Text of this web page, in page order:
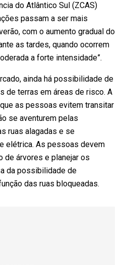
do Atlântico Sul (ZCAS)
passam a ser mais
com o aumento gradual do
as tardes, quando ocorrem
a forte intensidade”.
ainda há possibilidade de
de terras em áreas de risco. A
as pessoas evitem transitar
se aventurem pelas
ruas alagadas e se
elétrica. As pessoas devem
de árvores e planejar os
da possibilidade de
das ruas bloqueadas.